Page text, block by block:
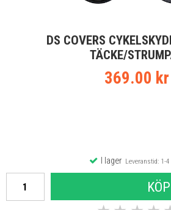
DS COVERS
TÄCKE/
369.00 kr
I lagerLeveranstid: 1-4
KÖP